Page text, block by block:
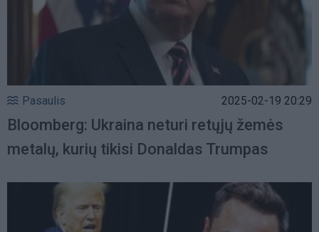
Pasaulis 2025-02-19 20:29
Bloomberg: Ukraina neturi retųjų žemės
metalų, kurių tikisi Donaldas Trumpas